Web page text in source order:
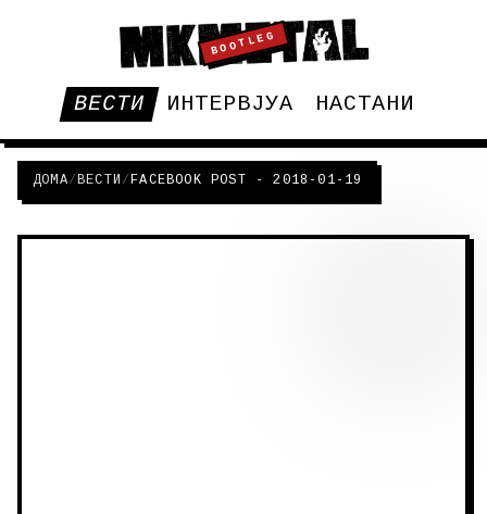
BOOTLEG
ВЕСТИ ИНТЕРВЈУА НАСТАНИ
ДОМА/ВЕСТИ /FACEBOOK POST - 2018-01-19